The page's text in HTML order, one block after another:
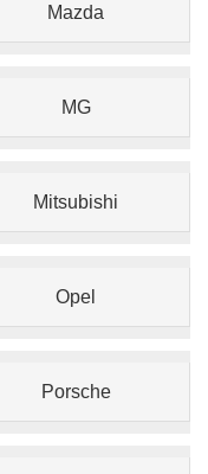
Mazda
MG
Mitsubishi
Opel
Porsche